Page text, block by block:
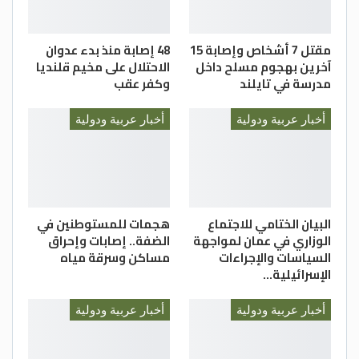
إلى ذلك ووسط احتجاجات واسعة النطاق
تشهدها إيران أسفرت عن مقتل وإصابة
العشرات، أصدر المرشد علي خامنئي، أمس
مرسوماً عين بموجبه الفريق أحمد رضا رادان
قائداً عاماً لقوى الأمن الداخلي خلفاً للجنرال
(الأمنية) وحماية كرامة الموظفين وتدريب
الشرطة المتخصصة لمختلف الإدارات الأمنية”.-
(وكالات)
مقتل 7 أشخاص وإصابة 15
آخرين بهجوم مسلح داخل
مدرسة في تايلند
48 إصابة منذ بدء عدوان
الاحتلال على مخيم قلنديا
وكفر عقب
أخبار عربية ودولية
البيان الختامي للاجتماع
الوزاري في عمان لمواجهة
السياسات والإجراءات
الإسرائيلية…
أخبار عربية ودولية
هجمات للمستوطنين في
الضفة.. إصابات وإحراق
مساكن وسرقة مياه
أخبار عربية ودولية أخبار عربية ودولية